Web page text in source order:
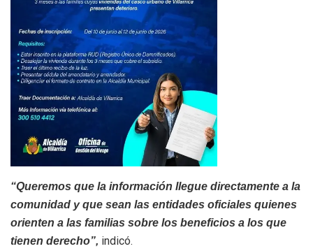
“Queremos que la información llegue directamente a la
comunidad y que sean las entidades oficiales quienes
orienten a las familias sobre los beneficios a los que
tienen derecho”, indicó.